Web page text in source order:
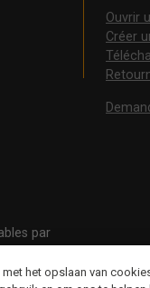
par
Ouvrir
Créer
het opslaan van